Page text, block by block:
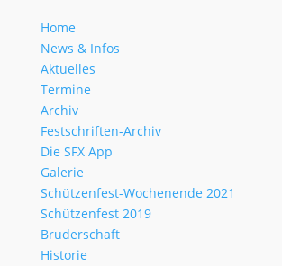
Home
News & Infos
Aktuelles
Termine
Archiv
Festschriften-Archiv
Die SFX App
Galerie
Schützenfest-Wochenende 2021
Schützenfest 2019
Bruderschaft
Historie